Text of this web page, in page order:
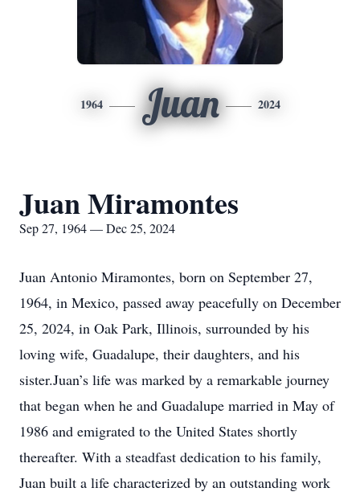
1964 Juan 2024
Juan Miramontes
Sep 27, 1964 — Dec 25, 2024
Juan Antonio Miramontes, born on September 27,
1964, in Mexico, passed away peacefully on December
25, 2024, in Oak Park, Illinois, surrounded by his
loving wife, Guadalupe, their daughters, and his
sister.Juan’s life was marked by a remarkable journey
that began when he and Guadalupe married in May of
1986 and emigrated to the United States shortly
thereafter. With a steadfast dedication to his family,
Juan built a life characterized by an outstanding work